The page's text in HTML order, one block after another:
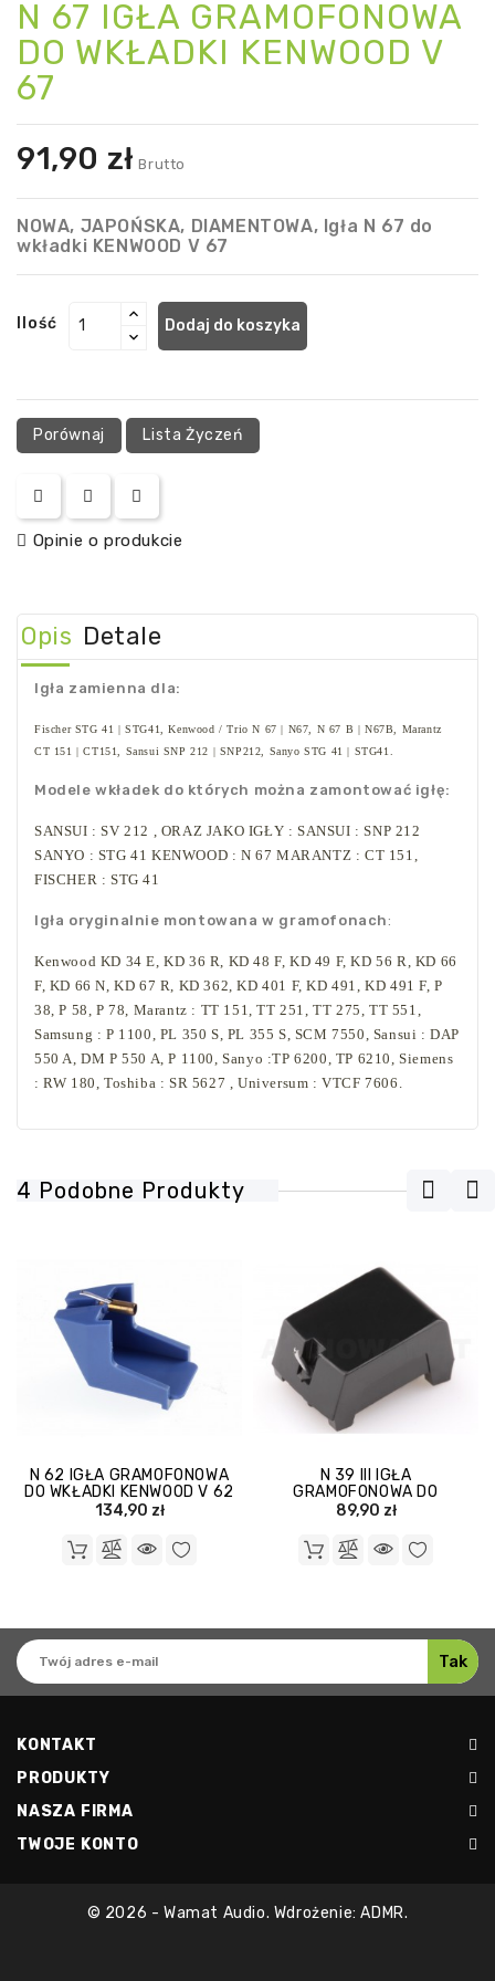
N 67 IGŁA GRAMOFONOWA
DO WKŁADKI KENWOOD V
67
91,90 zł Brutto
NOWA, JAPOŃSKA, DIAMENTOWA, Igła N 67 do
wkładki KENWOOD V 67
Ilość Dodaj do koszyka
Porównaj Lista Życzeń
Opinie o produkcie
Opis Detale
Igła zamienna dla:
FischerSTG 41 | STG41,Kenwood /Trio N 67 | N67, N 67 B | N67B, Marantz
CT 151 | CT151, Sansui SNP 212 | SNP212, Sanyo STG 41 | STG41.
Modele wkładek do których można zamontować igłę:
SANSUI : SV 212 , ORAZ JAKO IGŁY : SANSUI : SNP 212
SANYO : STG 41 KENWOOD : N 67 MARANTZ : CT 151,
FISCHER : STG 41
Igła oryginalnie montowana w gramofonach :
Kenwood KD 34 E, KD 36 R, KD 48 F, KD 49 F, KD 56 R, KD 66
F, KD 66 N, KD 67 R, KD 362, KD 401 F, KD 491, KD 491 F, P
38, P 58, P 78, Marantz : TT 151, TT 251, TT 275, TT 551,
Samsung : P 1100, PL 350 S, PL 355 S, SCM 7550, Sansui : DAP
550 A, DM P 550 A, P 1100, Sanyo :TP 6200, TP 6210, Siemens
: RW 180, Toshiba : SR 5627 , Universum : VTCF 7606.
4 Podobne Produkty
N 62 IGŁA GRAMOFONOWA
DO WKŁADKI KENWOOD V 62
134,90 zł
N 39 III IGŁA
GRAMOFONOWA DO
WKŁADKI KENWOOD V 39
89,90 zł
KONTAKT
PRODUKTY
NASZA FIRMA
TWOJE KONTO
© 2026 - Wamat Audio. Wdrożenie: ADMR.